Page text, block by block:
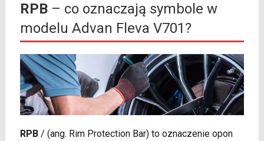
RPB– co oznaczają symbole w
modelu Advan Fleva V701?
RPB/ (ang. Rim Protection Bar) to oznaczenie opon